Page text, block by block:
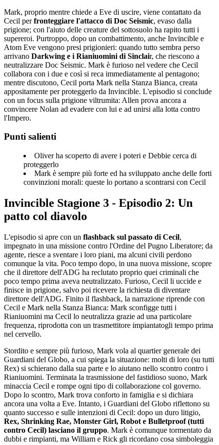
Mark, proprio mentre chiede a Eve di uscire, viene contattato da
Cecil perfronteggiare l'attacco di Doc Seismic, evaso dalla
prigione; con l'aiuto delle creature del sottosuolo ha rapito tutti i
supereroi. Purtroppo, dopo un combattimento, anche Invincible e
Atom Eve vengono presi prigionieri: quando tutto sembra perso
arrivano Darkwing e i Rianiuomini di Sinclair, che riescono a
neutralizzare Doc Seismic. Mark è furioso nel vedere che Cecil
collabora con i due e così si reca immediatamente al pentagono;
mentre discutono, Cecil porta Mark nella Stanza Bianca, creata
appositamente per proteggerlo da Invincible. L'episodio si conclude
con un focus sulla prigione viltrumita: Allen prova ancora a
convincere Nolan ad evadere con lui e ad unirsi alla lotta contro
l'Impero.
Punti salienti
Oliver ha scoperto di avere i poteri e Debbie cerca di
proteggerlo
Mark è sempre più forte ed ha sviluppato anche delle forti
convinzioni morali: queste lo portano a scontrarsi con Cecil
Invincible Stagione 3 - Episodio 2: Un
patto col diavolo
L'episodio si apre con un flashback sul passato di Cecil,
impegnato in una missione contro l'Ordine del Pugno Liberatore; da
agente, riesce a sventare i loro piani, ma alcuni civili perdono
comunque la vita. Poco tempo dopo, in una nuova missione, scopre
che il direttore dell'ADG ha reclutato proprio quei criminali che
poco tempo prima aveva neutralizzato. Furioso, Cecil li uccide e
finisce in prigione, salvo poi ricevere la richiesta di diventare
direttore dell'ADG. Finito il flashback, la narrazione riprende con
Cecil e Mark nella Stanza Bianca: Mark sconfigge tutti i
Rianiuomini ma Cecil lo neutralizza grazie ad una particolare
frequenza, riprodotta con un trasmettitore impiantatogli tempo prima
nel cervello.
Stordito e sempre più furioso, Mark vola al quartier generale dei
Guardiani del Globo, a cui spiega la situazione: molti di loro (su tutti
Rex) si schierano dalla sua parte e lo aiutano nello scontro contro i
Rianiuomini. Terminata la trasmissione del fastidioso suono, Mark
minaccia Cecil e rompe ogni tipo di collaborazione col governo.
Dopo lo scontro, Mark trova conforto in famiglia e si dichiara
ancora una volta a Eve. Intanto, i Guardiani del Globo riflettono su
quanto successo e sulle intenzioni di Cecil: dopo un duro litigio,
Rex, Shrinking Rae, Monster Girl, Robot e Bulletproof (tutti
contro Cecil) lasciano il gruppo. Mark è comunque tormentato da
dubbi e rimpianti, ma William e Rick gli ricordano cosa simboleggia